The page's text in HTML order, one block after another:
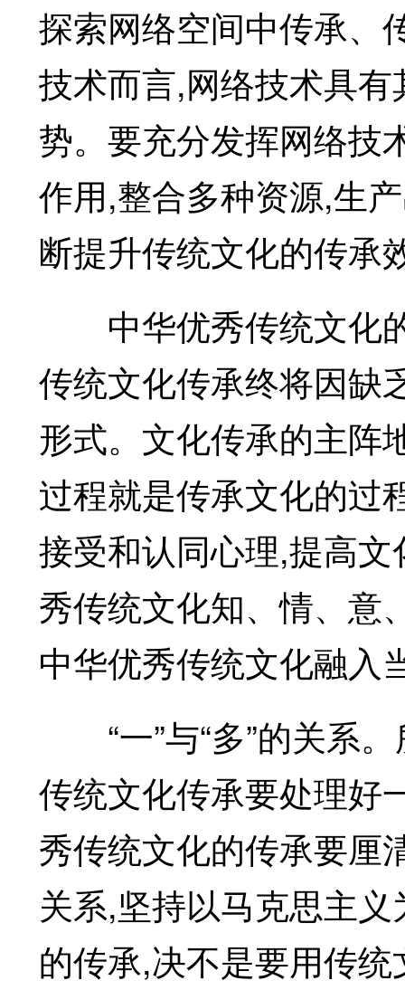
探索网络空间中传承、
技术而言,网络技术具
势。要充分发挥网络技
作用,整合多种资源,生
断提升传统文化的传承
中华优秀传统文化的
传统文化传承终将因缺
形式。文化传承的主阵
过程就是传承文化的过
接受和认同心理,提高
秀传统文化知、情、意
中华优秀传统文化融入
“一”与“多”的关系。
传统文化传承要处理好
秀传统文化的传承要厘
关系,坚持以马克思主
的传承,决不是要用传